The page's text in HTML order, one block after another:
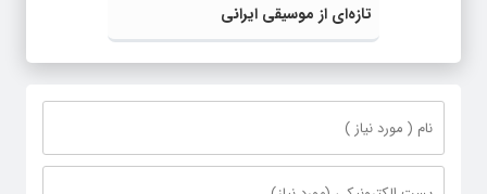
تازه‌ای از موسیقی ایرانی